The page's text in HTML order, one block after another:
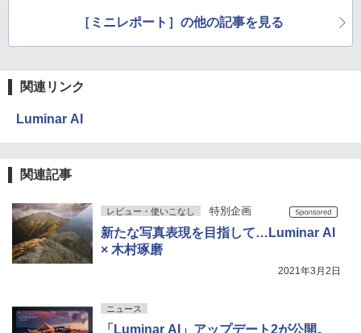
をご紹介
［ミニレポート］の他の記事を見る
関連リンク
Luminar AI
関連記事
レビュー・使いこなし 特別企画
新たな写真表現を目指して…Luminar AI
× 木村琢磨
2021年3月2日
ニュース
「Luminar AI」アップデート2が公開。